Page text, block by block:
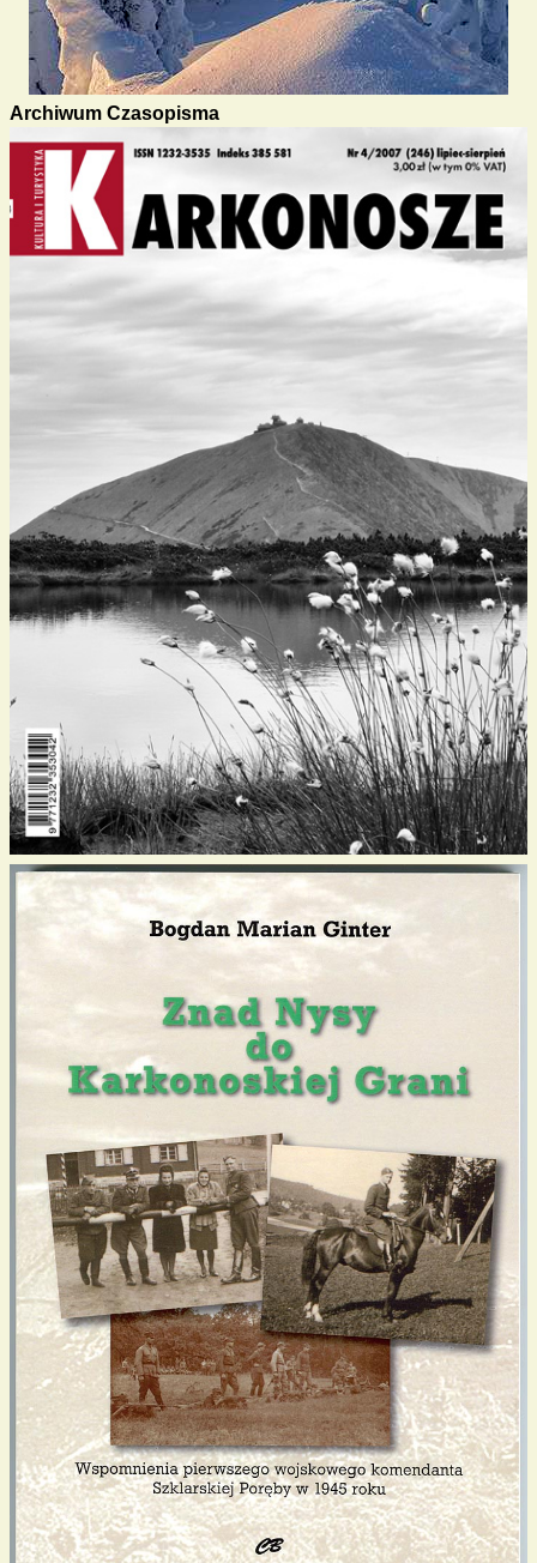
Archiwum Czasopisma